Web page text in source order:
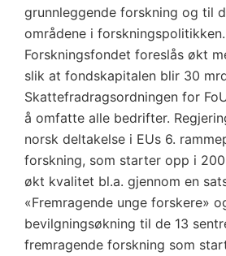
grunnleggende forskning og til
områdene i
Forskningsfondet foreslås økt
slik at fondskapitalen blir 30
Skattefradragsordningen for
å omfatte alle bedrifter.
norsk deltakelse i EUs 6.
forskning, som starter opp i
økt kvalitet bl.a. gjennom en
«Fremragende unge forskere»
bevilgningsøkning til de 13
fremragende forskning som